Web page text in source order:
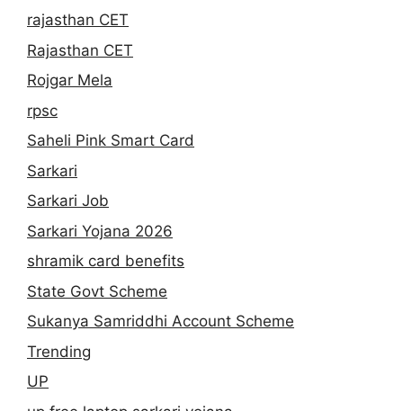
rajasthan CET
Rajasthan CET
Rojgar Mela
rpsc
Saheli Pink Smart Card
Sarkari
Sarkari Job
Sarkari Yojana 2026
shramik card benefits
State Govt Scheme
Sukanya Samriddhi Account Scheme
Trending
UP